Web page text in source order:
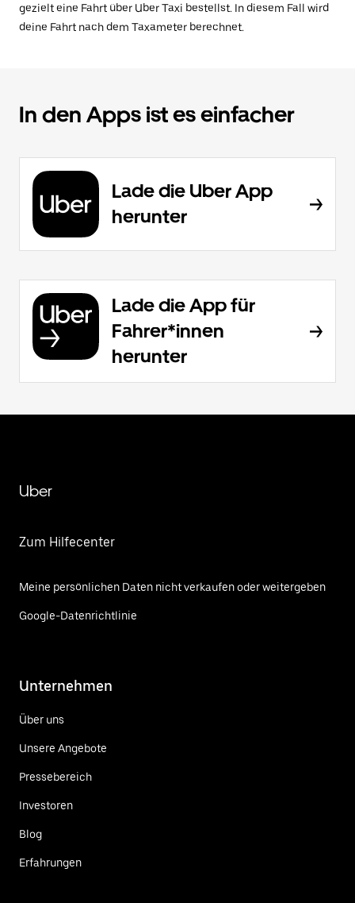
gezielt eine Fahrt über Uber Taxi bestellst. In diesem Fall wird
deine Fahrt nach dem Taxameter berechnet.
In den Apps ist es einfacher
Lade die Uber App
herunter
Lade die App für
Fahrer*innen
herunter
Uber
Zum Hilfecenter
Meine persönlichen Daten nicht verkaufen oder weitergeben
Google-Datenrichtlinie
Unternehmen
Über uns
Unsere Angebote
Pressebereich
Investoren
Blog
Erfahrungen